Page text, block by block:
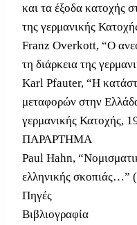
και τα έξοδα κατοχής
της γερμανικής
Franz Overkott, “Ο
τη διάρκεια της
Karl Pfauter, “Η
μεταφορών στην
γερμανικής Κατοχής,
ΠΑΡΑΡΤΗΜΑ
Paul Hahn,
ελληνικής σκοπιάς…”
Πηγές
Βιβλιογραφία